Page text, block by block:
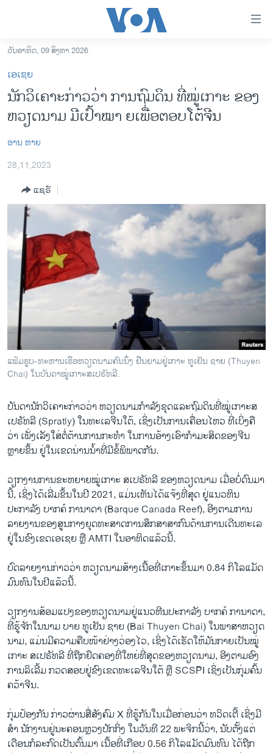
ເຂົ້າ
ຫາ
ຂ້າມ
ຂ້າມ
ຂ້າມ
ຫາ
ຊອກ
ຄົ້ນ
ລາວ
ການເລືອກຕັ້ງ ປະທານາທີບໍດີ ສະຫະລັດ 2024
ໂລກ
ເອເຊຍ
ອິດສະຫຼະພາບດ້ານການຂ່າວ
ຊີວິດຊາວລາວ
ຊຸມຊົນຊາວລາວ
ວິທະຍາສາດ-ເທັກໂນໂລຈີ
ທຸລະກິດ
ພາສາອັງກິດ
ວີດີໂອ
ສຽງ
ລາຍງານ
ຕິດຕາມພວກເຮົາ ທີ່
ພາສາຕ່າງໆ
ວັນອາທິດ, 09 ສິງຫາ 2026
ເອເຊຍ
ນັກວິເຄາະກ່າວວ່າ ການຖົມ​ດິນ ​ທີ່​ໝູ່ເກາະ ຂອງ
ຫວຽດນາມ ມີເປົ້າໝາ ຍເພື່ອຕອບໂຕ້ຈີນ
ອານ ​ຫາຍ
28,11,2023
ແຊຣ໌
ແຟ້ມຮູບ-ທະຫານເຮືອຫວຽດນາມຄົນນຶ່ງ ຢືນຍາມຢູ່ເກາະ ທູເຢັນ ຊາຍ (Thuyen
Chai) ໃນບັນດາໝູ່ເກາະສເປຣັທລີ.
ບັນດານັກວິ​ເຄາະ​ກ່າວ​ວ່າ ຫວຽດນາມກໍາລັງ​ຂຸດແລະຖົມ​ດິນ​ທີ່​ໝູ່​ເກາະສ
ເປຣັທລີ (Spratly) ​ໃນ​ທະ​ເລ​ຈີນ​ໃຕ້, ​ເຊິ່ງ​ເປັນ​ການ​ເຄື່ອນ​ໄຫວ ​ທີ່​ເບິ່ງຄື​
ວ່າ ​ເພັ່ງເລັງໃສ່ຕໍ່​ຕ້ານ​ການ​ກະ​ທຳ​ ໃນ​ການ​ອ້າງ​ເອົາ​ກຳ​ມະ​ສິດຂອງ​ຈີນ​
ຫຼາຍ​ຂຶ້ນ ຢູ່​ໃນ​ເຂດ​ນ່ານ​ນ້ຳ​ທີ່​ມີຂໍ້ພິພາດກັນ.
ວຽກ​ງານ​ການຂະຫຍາຍໝູ່​ເກາະ ສເປຣັທລີ ຂອງຫວຽດນາມ ​ເມື່ອ​ບໍ່​ດົນ​ມາ​
ນີ້, ​ເຊິ່ງ​ໄດ້​ເລີ່​ມຂຶ້ນ​ໃນ​ປີ 2021, ​ແມ່ນເຫັນ​ໄດ້​ແຈ້ງ​ທີ່​ສຸດ ​ຢູ່ແນວຫິນ
ປະກາລັງ ບາກຄ໌ ການາດາ (Barque Canada Reef), ອີງ​ຕາມ​ການ​
ລາຍ​ງານຂອງ​ສູນ​ກາງ​ຍຸດ​ທະ​ສາດ​ການ​ສຶກສາ​ສາກົນ​ດ້ານ​ການ​ເດີນ​ທະ​ເລ​
ຢູ່ໃນຂົງເຂດເອເຊຍ ຫຼື AMTI ໃນອາທິດແລ້ວນີ້.
ບົດ​ລາຍ​ງານກ່າວ​ວ່າ ຫວຽດນາມ​ສ້າງ​ເນື້ອ​ທີ່ເກາະຂຶ້ນມາ 0.84 ກິ​ໂລແມັດ​
ມົນ​ທົນໃນ​ປີ​ແລ້ວ​ນີ້.
ວຽກ​ງານ​ສ້ອມ​ແປງ​ຂອງ​ຫວຽດ​ນາມ​ຢູ່ແນວ​ຫີນ​ປະ​ກາ​ລັງ ບາກຄ໌ ກາ​ນາ​ດາ,
ທີ່​ຮູ້​ຈັກ​ໃນ​ນາມ ບາຍ ທູເຢັນ ຊາຍ (Bai Thuyen Chai) ໃນ​ພາ​ສາ​ຫວຽດ​
ນາມ, ແມ່ນ​ມີ​ຄວາມ​ຄືບ​ໜ້າ​ຢ່າງ​ວ່ອງ​ໄວ, ເຊິ່ງໄດ້ເຮັດ​ໃຫ້​ມັນກາຍ​ເປັນ​ໝູ່​
ເກາະ ສເປຣັທລີ ທີ່​ຖືກຢຶດຄອງທີ່ໃຫຍ່​ທີ່​ສຸດ​ຂອງ​ຫວຽດ​ນາມ, ອີງຕາມອົງ​
ການ​ລິເລີ້ມ ກວດສອບຢູ່ຂົງເຂດທະເລຈີນໃຕ້ ຫຼື SCSPI ເຊິ່ງເປັນກຸ່ມຄົ້ນ
ຄວ້າຈີນ.
ກຸ່ມ​ປ້ອງ​ກັນ ກ່າວ​ຜ່ານສື່​ສັງ​ຄົມ X ທີ່​ຮູ້​ກັນ​ໃນ​ເມື່ອ​ກ່ອນວ່າ ທວິດເຕີ້ ​ເຊິ່ງ​ມີ​
ສຳ ນັກງານ​ຢູ່​ນະຄອນຫຼວງ​ປັກ​ກິ່ງ​ ໃນວັນທີ 22 ພະຈິກນີ້​ວ່າ, ນັບຕັ້ງແຕ່
ເດືອນກໍລະກົດເປັນຕົ້ນມາ ​ເນື້ອ​ທີ່​ເກືອບ 0.56 ກິ​ໂລ​ແມັດ​ມົນທົນ ໄດ້​ຖືກ​